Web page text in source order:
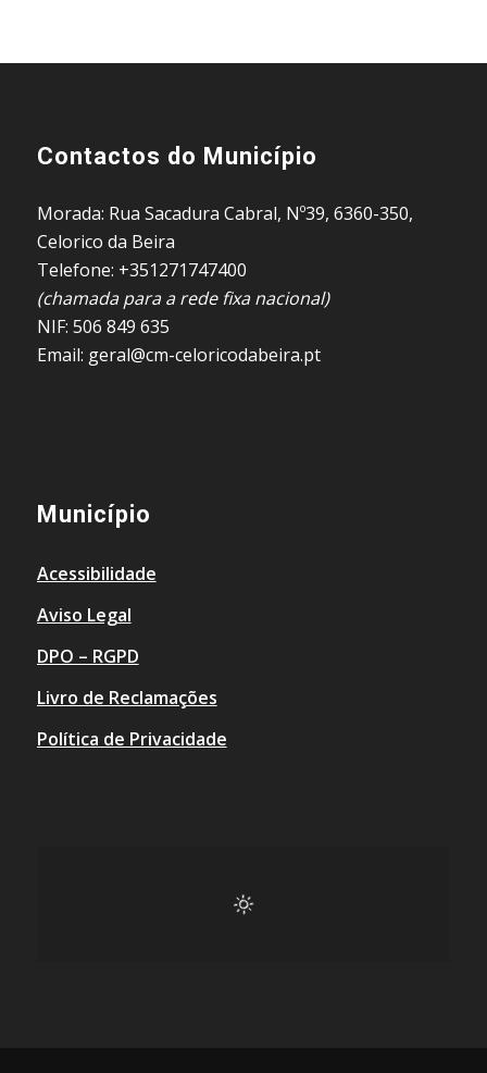
Contactos do Município
Morada: Rua Sacadura Cabral, Nº39, 6360-350,
Celorico da Beira
Telefone: +351271747400
(chamada para a rede fixa nacional)
NIF: 506 849 635
Email: geral@cm-celoricodabeira.pt
Município
Acessibilidade
Aviso Legal
DPO – RGPD
Livro de Reclamações
Política de Privacidade